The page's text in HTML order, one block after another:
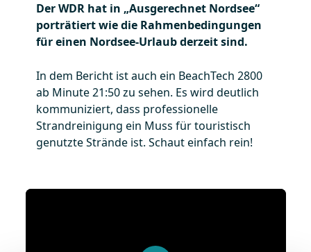
Der WDR hat in „Ausgerechnet Nordsee“
porträtiert wie die Rahmenbedingungen
für einen Nordsee-Urlaub derzeit sind.
In dem Bericht ist auch ein BeachTech 2800
ab Minute 21:50 zu sehen. Es wird deutlich
kommuniziert, dass professionelle
Strandreinigung ein Muss für touristisch
genutzte Strände ist. Schaut einfach rein!